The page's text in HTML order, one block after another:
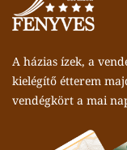
A házias ízek, a
kielégítő étterem
vendégkört a mai